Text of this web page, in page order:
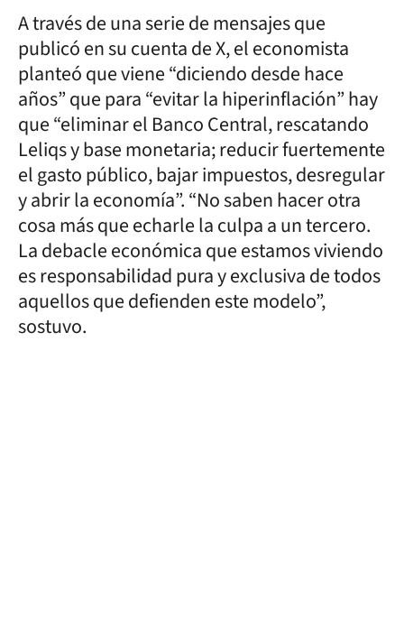
A través de una serie de mensajes que
publicó en su cuenta de X, el economista
planteó que viene “diciendo desde hace
años” que para “evitar la hiperinflación” hay
que “eliminar el Banco Central, rescatando
Leliqs y base monetaria; reducir fuertemente
el gasto público, bajar impuestos, desregular
y abrir la economía”. “No saben hacer otra
cosa más que echarle la culpa a un tercero.
La debacle económica que estamos viviendo
es responsabilidad pura y exclusiva de todos
aquellos que defienden este modelo”,
sostuvo.